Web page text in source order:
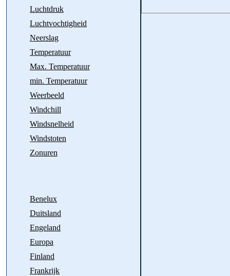
Luchtdruk
Luchtvochtigheid
Neerslag
Temperatuur
Max. Temperatuur
min. Temperatuur
Weerbeeld
Windchill
Windsnelheid
Windstoten
Zonuren
Benelux
Duitsland
Engeland
Europa
Finland
Frankrijk